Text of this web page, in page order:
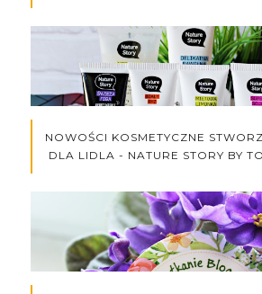
NOWOŚCI KOSMETYCZNE
DLA LIDLA - NATURE STORY BY